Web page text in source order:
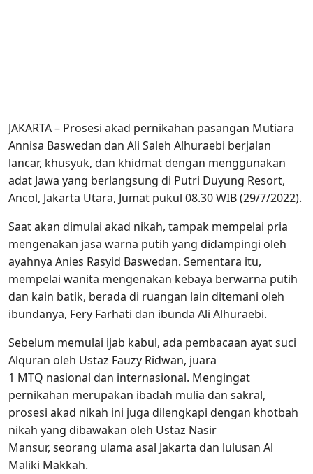
JAKARTA – Prosesi akad pernikahan pasangan Mutiara
Annisa Baswedan dan Ali Saleh Alhuraebi berjalan
lancar, khusyuk, dan khidmat dengan menggunakan
adat Jawa yang berlangsung di Putri Duyung Resort,
Ancol, Jakarta Utara, Jumat pukul 08.30 WIB (29/7/2022).
Saat akan dimulai akad nikah, tampak mempelai pria
mengenakan jasa warna putih yang didampingi oleh
ayahnya Anies Rasyid Baswedan. Sementara itu,
mempelai wanita mengenakan kebaya berwarna putih
dan kain batik, berada di ruangan lain ditemani oleh
ibundanya, Fery Farhati dan ibunda Ali Alhuraebi.
Sebelum memulai ijab kabul, ada pembacaan ayat suci
Alquran oleh Ustaz Fauzy Ridwan, juara
1 MTQ nasional dan internasional. Mengingat
pernikahan merupakan ibadah mulia dan sakral,
prosesi akad nikah ini juga dilengkapi dengan khotbah
nikah yang dibawakan oleh Ustaz Nasir
Mansur, seorang ulama asal Jakarta dan lulusan Al
Maliki Makkah.